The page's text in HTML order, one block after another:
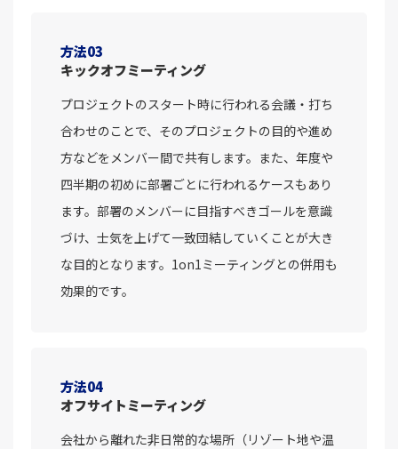
方法03
キックオフミーティング
プロジェクトのスタート時に行われる会議・打ち
合わせのことで、そのプロジェクトの目的や進め
方などをメンバー間で共有します。また、年度や
四半期の初めに部署ごとに行われるケースもあり
ます。部署のメンバーに目指すべきゴールを意識
づけ、士気を上げて一致団結していくことが大き
な目的となります。1on1ミーティングとの併用も
効果的です。
方法04
オフサイトミーティング
会社から離れた非日常的な場所（リゾート地や温